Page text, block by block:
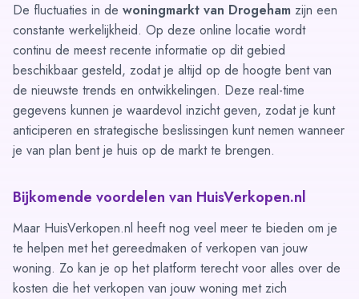
De fluctuaties in de woningmarkt van Drogeham zijn een
constante werkelijkheid. Op deze online locatie wordt
continu de meest recente informatie op dit gebied
beschikbaar gesteld, zodat je altijd op de hoogte bent van
de nieuwste trends en ontwikkelingen. Deze real-time
gegevens kunnen je waardevol inzicht geven, zodat je kunt
anticiperen en strategische beslissingen kunt nemen wanneer
je van plan bent je huis op de markt te brengen.
Bijkomende voordelen van HuisVerkopen.nl
Maar HuisVerkopen.nl heeft nog veel meer te bieden om je
te helpen met het gereedmaken of verkopen van jouw
woning. Zo kan je op het platform terecht voor alles over de
kosten die het verkopen van jouw woning met zich